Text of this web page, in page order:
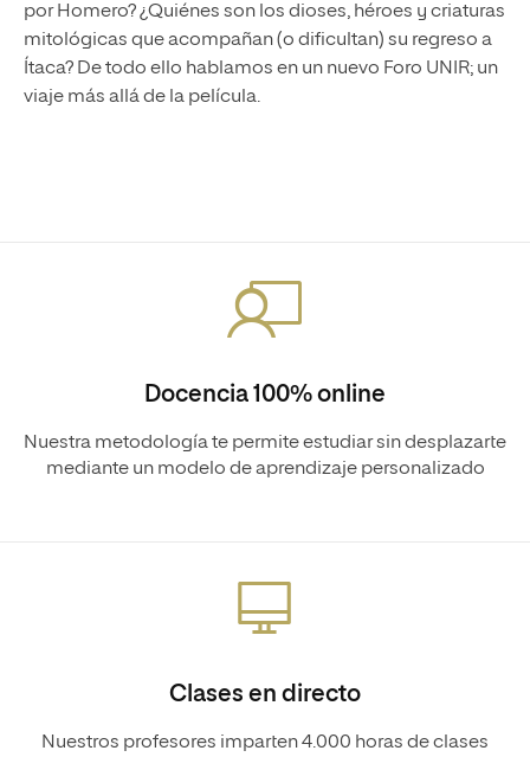
por Homero? ¿Quiénes son los dioses, héroes y criaturas
mitológicas que acompañan (o dificultan) su regreso a
Ítaca? De todo ello hablamos en un nuevo Foro UNIR; un
viaje más allá de la película.
Docencia 100% online
Nuestra metodología te permite estudiar sin desplazarte
mediante un modelo de aprendizaje personalizado
Clases en directo
Nuestros profesores imparten 4.000 horas de clases